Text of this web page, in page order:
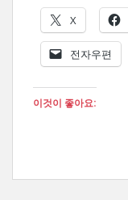
X
전자우편
이것이 좋아요: